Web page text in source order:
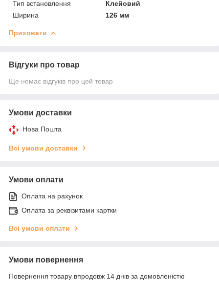
Тип встановлення
Клейовий
Ширина
126 мм
Приховати
Відгуки про товар
Ще немає відгуків про цей товар
Умови доставки
Нова Пошта
Всі умови доставки
Умови оплати
Оплата на рахунок
Оплата за реквізитами картки
Всі умови оплати
Умови повернення
Повернення товару впродовж 14 днів за домовленістю